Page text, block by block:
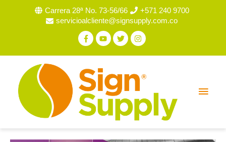
Carrera 28ª No. 73-56/66
+571 240 9700
servicioalcliente@signsupply.com.co